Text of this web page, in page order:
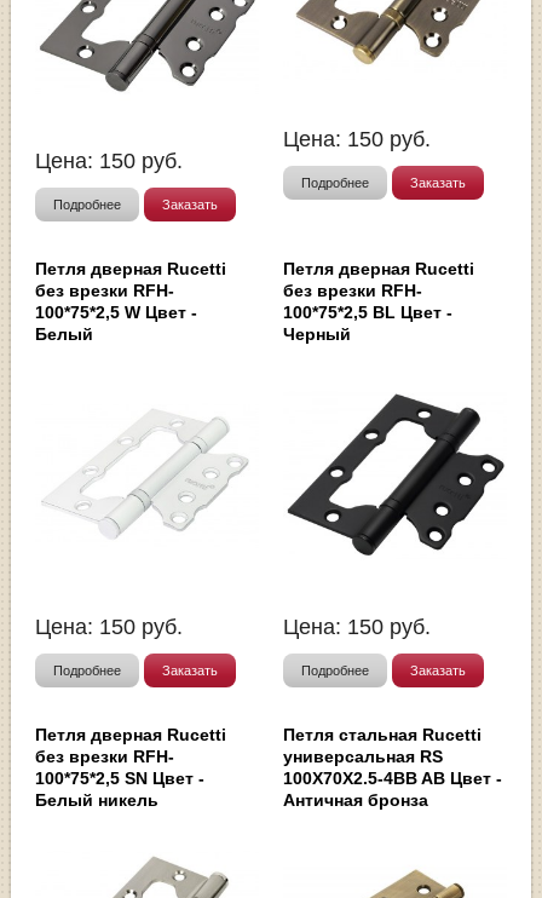
Цена: 150 руб.
Подробнее Заказать
Цена: 150 руб.
Подробнее Заказать
Петля дверная Rucetti
без врезки RFH-
100*75*2,5 W Цвет -
Белый
Цена: 150 руб.
Подробнее Заказать
Петля дверная Rucetti
без врезки RFH-
100*75*2,5 BL Цвет -
Черный
Цена: 150 руб.
Подробнее Заказать
Петля дверная Rucetti
без врезки RFH-
100*75*2,5 SN Цвет -
Белый никель
Петля стальная Rucetti
универсальная RS
100X70X2.5-4BB AB Цвет -
Античная бронза